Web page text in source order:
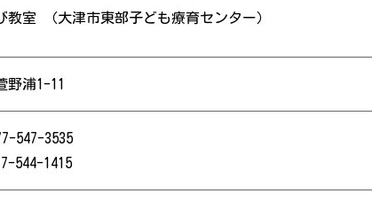
教室 （大津市東部子ども療育センター）
野浦1-11
547-3535
544-1415